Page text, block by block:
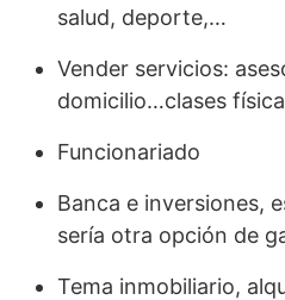
salud, deporte,…
Vender servicios:
domicilio…clases
Funcionariado
Banca e inversiones,
sería otra opción de
Tema inmobiliario,